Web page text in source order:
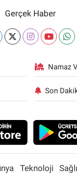
Gerçek Haber
Namaz
Son
Teknoloji